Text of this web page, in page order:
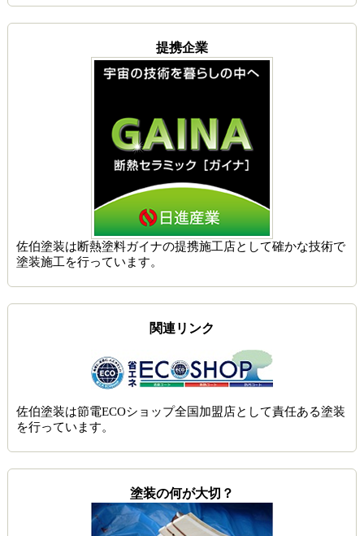
提携企業
佐伯塗装は断熱塗料ガイナの提携施工店として確かな技術で
塗装施工を行っています。
関連リンク
佐伯塗装は節電ECOショップ全国加盟店として責任ある塗装
を行っています。
塗装の何が大切？